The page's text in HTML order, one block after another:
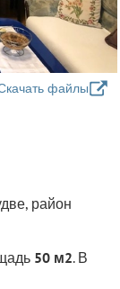
файлы
район
50 м2. В